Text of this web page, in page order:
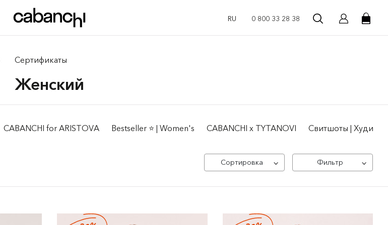
RU 0 800 33 28 38
Сертификаты
Женский
CABANCHI for ARISTOVA Bestseller ⭐️ | Women's CABANCHI x TYTANOVI Свитшоты | Худи
Сортировка Фильтр